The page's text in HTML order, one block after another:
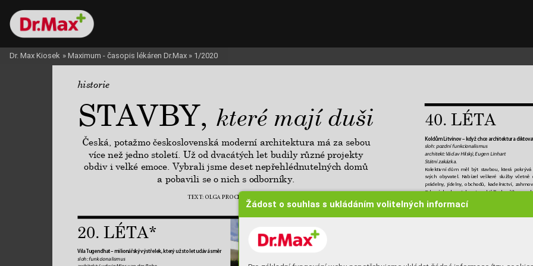
Žádost o souhlas s ukládáním volitelných informací
historie
STAVBY, které mají duši
Česká, potažmo československá moderní architektura má za sebou
více než jedno století. Už od dvacátých let budily různé projekty
obdiv i velké emoce. Vybrali jsme deset nepřehlédnutelných domů
a pobavili se o nich s odborníky.
TEXT: OLGA PROCH
20. LÉTA*
Vila Tugendhat – milionářský výstřelek, který už sto let udává směr
sloh: funkcionalismus
40. LÉTA
Koldům Litvínov – když chce architektura diktov
sloh: pozdní funkcionalismus
architekt: Václav Hilský, Eugen Linhart
Státní zakázka.
Kolektivní dům měl být stavbou, která pokrývá
svých obyvatel. Nabízel veškeré služby včetně
prádelny, jídelny, obchodů, kadeřnictví,
Od svých obyvatel za to „chtěl“, aby žili
se kupodivu nezrodila v komunistickém
sdílené soužití se neslo jako téma Evropou
“
yšlenka
„Byty měly
že se předpokládalo, že
Dr. Max Kiosek » Maximum - časopis lékáren Dr.Max » 1/2020